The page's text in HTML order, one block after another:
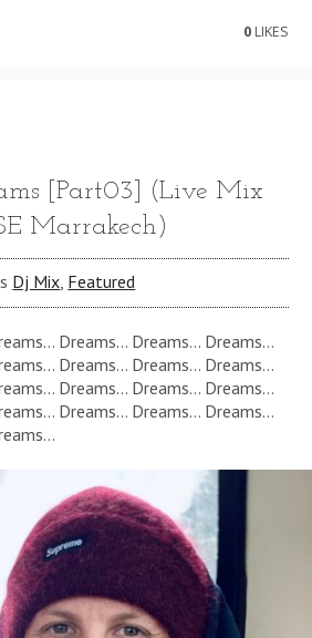
0LIKES
[Part03] (Live Mix
Marrakech)
Dj Mix, Featured
Dreams… Dreams… Dreams…
Dreams… Dreams… Dreams…
Dreams… Dreams… Dreams…
Dreams… Dreams… Dreams…